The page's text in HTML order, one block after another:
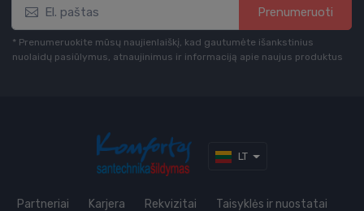
Prenumeruoti
* Prenumeruokite mūsų naujienlaiškį, kad gautumėte išankstinius
nuolaidų pasiūlymus, atnaujinimus ir informaciją apie naujus produktus
LT
Partneriai Karjera Rekvizitai Taisyklės ir nuostatai